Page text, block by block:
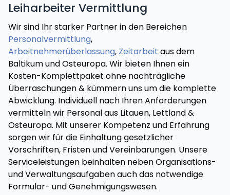
Leiharbeiter Vermittlung
Wir sind Ihr starker Partner in den Bereichen
Personalvermittlung,
Arbeitnehmerüberlassung, Zeitarbeit aus dem
Baltikum und Osteuropa. Wir bieten Ihnen ein
Kosten-Komplettpaket ohne nachträgliche
Überraschungen & kümmern uns um die komplette
Abwicklung. Individuell nach Ihren Anforderungen
vermitteln wir Personal aus Litauen, Lettland &
Osteuropa. Mit unserer Kompetenz und Erfahrung
sorgen wir für die Einhaltung gesetzlicher
Vorschriften, Fristen und Vereinbarungen. Unsere
Serviceleistungen beinhalten neben Organisations-
und Verwaltungsaufgaben auch das notwendige
Formular- und Genehmigungswesen.